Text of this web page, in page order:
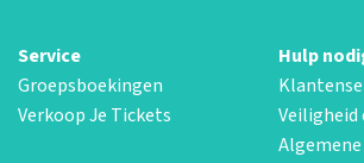
Service
Groepsboekingen
Verkoop Je Tickets
Hulp
Veiligheid